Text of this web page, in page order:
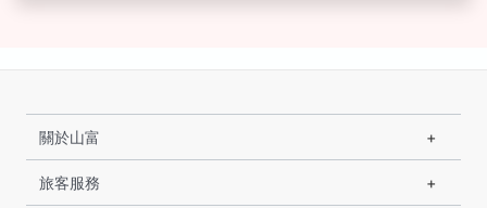
關於山富
旅客服務